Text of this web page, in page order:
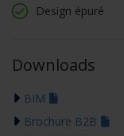
Design épuré
Downloads
BIM
Brochure B2B